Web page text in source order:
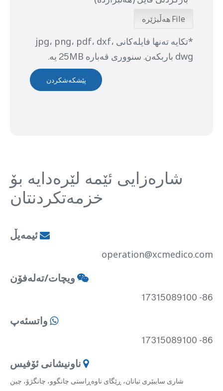
File هەڵبژێرە
*تکایە تەنها فایلەکانی jpg، png، pdf، dxf،
dwg باربکەن. سنووری قەبارە 25MB یە.
پێشکەشکردن
شارەزایی ئێمە لێرەدایە بۆ
خزمەتکردنتان
 ئیمەیڵ
operation@xcmedico.com
 ویچات/تەلەفۆن
86- 17315089100
 واتسئەپ
86- 17315089100
 ناونیشانی ئۆفیس
شاری سایبێری تیانان، ڕێگای ناوەڕاستی چانگوو، چانگژۆ، چین